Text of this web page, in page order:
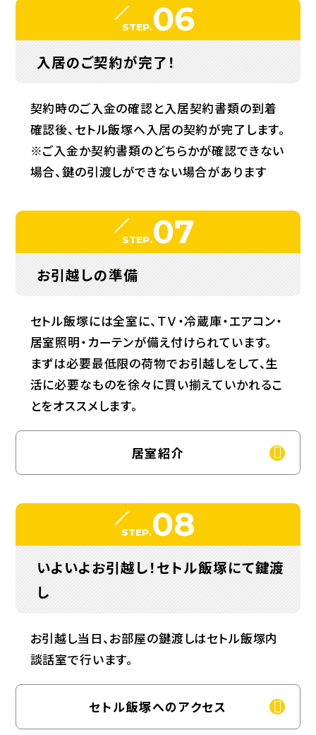
STEP.06
入居のご契約が完了！
契約時のご入金の確認と入居契約書類の到着
確認後、セトル飯塚へ入居の契約が完了します。
※ご入金か契約書類のどちらかが確認できない
場合、鍵の引渡しができない場合があります
STEP.07
お引越しの準備
セトル飯塚には全室に、ＴＶ・冷蔵庫・エアコン・
居室照明・カーテンが備え付けられています。
まずは必要最低限の荷物でお引越しをして、生
活に必要なものを徐々に買い揃えていかれるこ
とをオススメします。
居室紹介
STEP.08
いよいよお引越し！セトル飯塚にて鍵渡
し
お引越し当日、お部屋の鍵渡しはセトル飯塚内
談話室で行います。
セトル飯塚へのアクセス